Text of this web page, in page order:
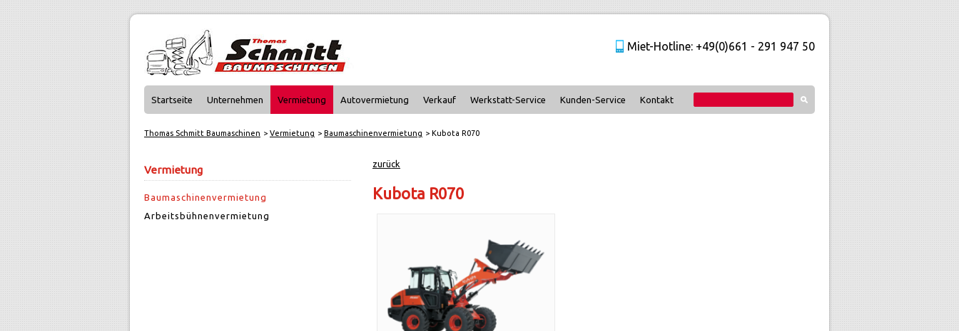
Miet-Hotline: +49(0)661 - 291 947 50
Startseite Unternehmen Vermietung Autovermietung Verkauf Werkstatt-Service Kunden-Service Kontakt
Thomas Schmitt Baumaschinen Vermietung Baumaschinenvermietung Kubota R070
zurück
Kubota R070
Vermietung
Baumaschinenvermietung
Arbeitsbühnenvermietung